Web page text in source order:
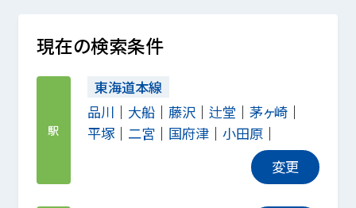
現在の検索条件
駅
東海道本線
品川
大船 藤沢 辻堂
茅ヶ崎
平塚
二宮 国府津
小田原
変更